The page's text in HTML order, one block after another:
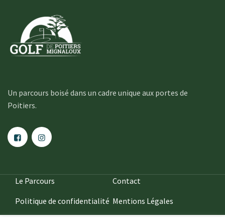
Un parcours boisé dans un cadre unique aux portes de
Poitiers.
Le Parcours
Contact
Politique de confidentialité Mentions Légales